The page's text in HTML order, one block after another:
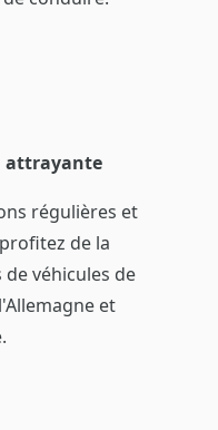
attrayante
régulières et
de la
véhicules de
et